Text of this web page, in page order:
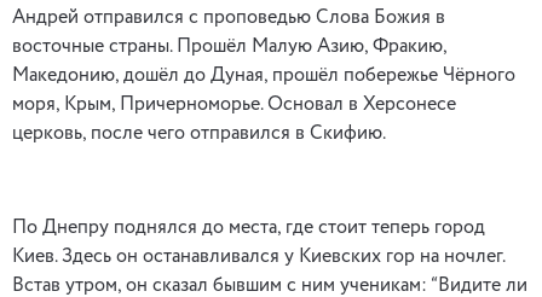
Андрей отправился с проповедью Слова Божия в
восточные страны. Прошёл Малую Азию, Фракию,
Македонию, дошёл до Дуная, прошёл побережье Чёрного
моря, Крым, Причерноморье. Основал в Херсонесе
церковь, после чего отправился в Скифию.
По Днепру поднялся до места, где стоит теперь город
Киев. Здесь он останавливался у Киевских гор на ночлег.
Встав утром, он сказал бывшим с ним ученикам: “Видите ли